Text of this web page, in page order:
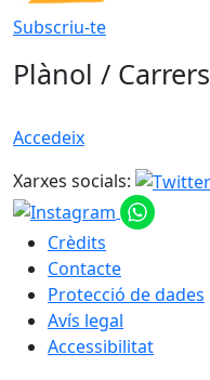
Subscriu-te
Plànol / Carrers
Accedeix
Xarxes socials:
Crèdits
Contacte
Protecció de dades
Avís legal
Accessibilitat